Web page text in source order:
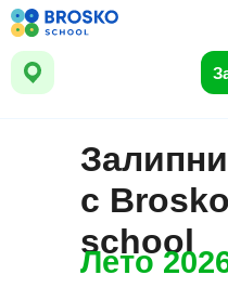
c Brosko
school
Лето